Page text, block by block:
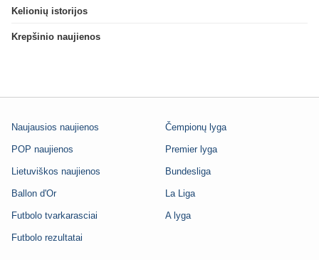
Kelionių istorijos
Krepšinio naujienos
Naujausios naujienos
POP naujienos
Lietuviškos naujienos
Ballon d'Or
Futbolo tvarkarasciai
Futbolo rezultatai
Čempionų lyga
Premier lyga
Bundesliga
La Liga
A lyga